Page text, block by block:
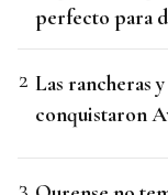
perfecto para
Las rancheras
conquistaron